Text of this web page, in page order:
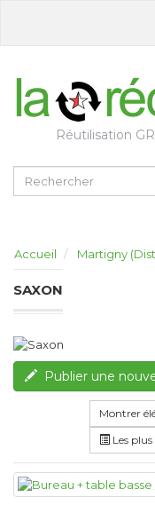
Réutilisation
Accueil Martigny
SAXON
Publier une
Les